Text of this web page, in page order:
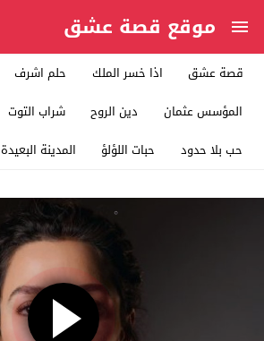
موقع قصة عشق
قصة عشق اذا خسر الملك حلم اشرف
المؤسس عثمان
دين الروح شراب التوت
حب بلا حدود
حبات اللؤلؤ المدينة البعيدة